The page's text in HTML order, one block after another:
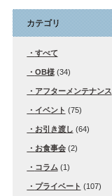
カテゴリ
すべて
OB様(34)
アフターメンテナンス
イベント (75)
お引き渡し (64)
お食事会(2)
コラム (1)
プライベート (107)